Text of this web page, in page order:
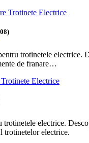
trotinetele electrice.
de franare…
trotinetele electrice.
trotinetelor electrice.